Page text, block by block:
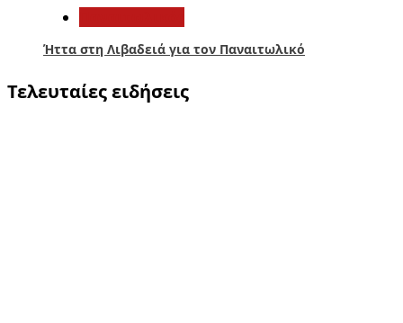
Ήττα στη Λιβαδειά για τον Παναιτωλικό
Τελευταίες ειδήσεις